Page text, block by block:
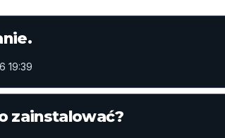
19:39
zainstalować?